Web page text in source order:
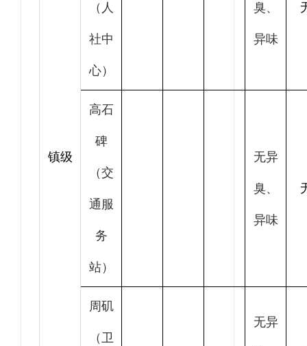
镇级
（人
社中
心）
臭、
异味
高石
碑
（交
通服
务
站）
无异
臭、
异味
周矶
（卫
无异